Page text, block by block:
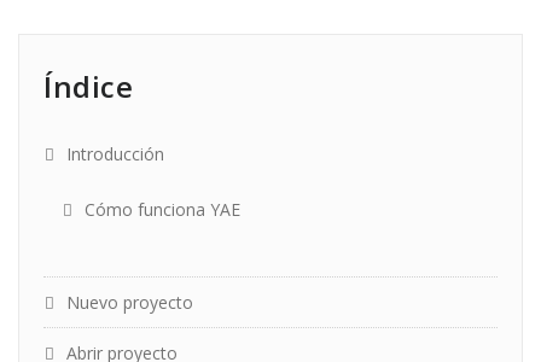
Índice
Introducción
Cómo funciona YAE
Nuevo proyecto
Abrir proyecto